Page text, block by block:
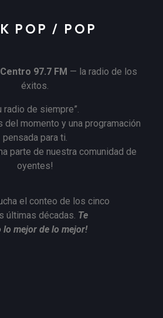
POP / POP
97.7 FM — la radio de los
éxitos.
radio de siempre”.
del momento y una programación
pensada para ti.
parte de nuestra comunidad de
oyentes!
el conteo de los cinco
últimas décadas. Te
mejor de lo mejor!